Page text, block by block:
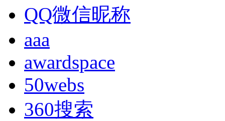
QQ微信昵称
aaa
awardspace
50webs
360搜索